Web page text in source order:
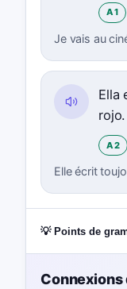
A1
Je vais au
Ella
rojo.
A2
Elle écrit
💡 Points de
Connexions